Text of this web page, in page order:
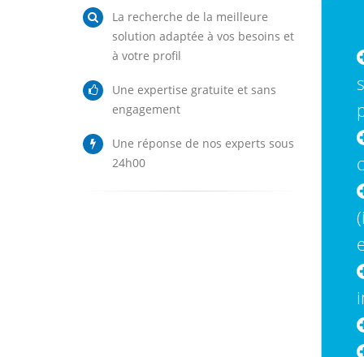
La recherche de la meilleure
solution adaptée à vos besoins et
à votre profil
Une expertise gratuite et sans
engagement
Une réponse de nos experts sous
24h00